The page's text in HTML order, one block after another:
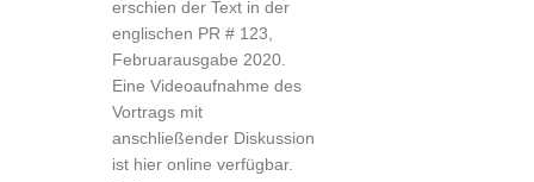
erschien der Text in der
englischen PR # 123,
Februarausgabe 2020.
Eine Videoaufnahme des
Vortrags mit
anschließender Diskussion
ist hier online verfügbar.